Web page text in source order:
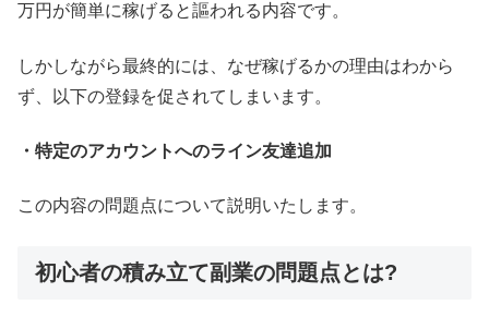
万円が簡単に稼げると謳われる内容です。
しかしながら最終的には、なぜ稼げるかの理由はわから
ず、以下の登録を促されてしまいます。
・特定のアカウントへのライン友達追加
この内容の問題点について説明いたします。
初心者の積み立て副業の問題点とは?